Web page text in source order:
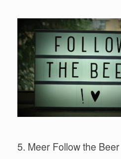
5. Meer Follow the Beer